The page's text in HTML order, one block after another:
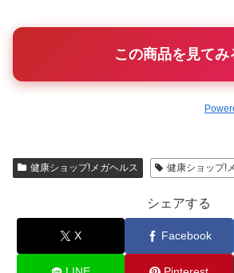
この商品を見てみ
健康ショップ!メガヘルス 健康ショップ!
シェアする
X Facebook